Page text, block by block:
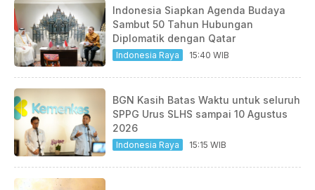
Indonesia Siapkan Agenda Budaya
Sambut 50 Tahun Hubungan
Diplomatik dengan Qatar
Indonesia Raya 15:40 WIB
BGN Kasih Batas Waktu untuk seluruh
SPPG Urus SLHS sampai 10 Agustus
2026
Indonesia Raya 15:15 WIB